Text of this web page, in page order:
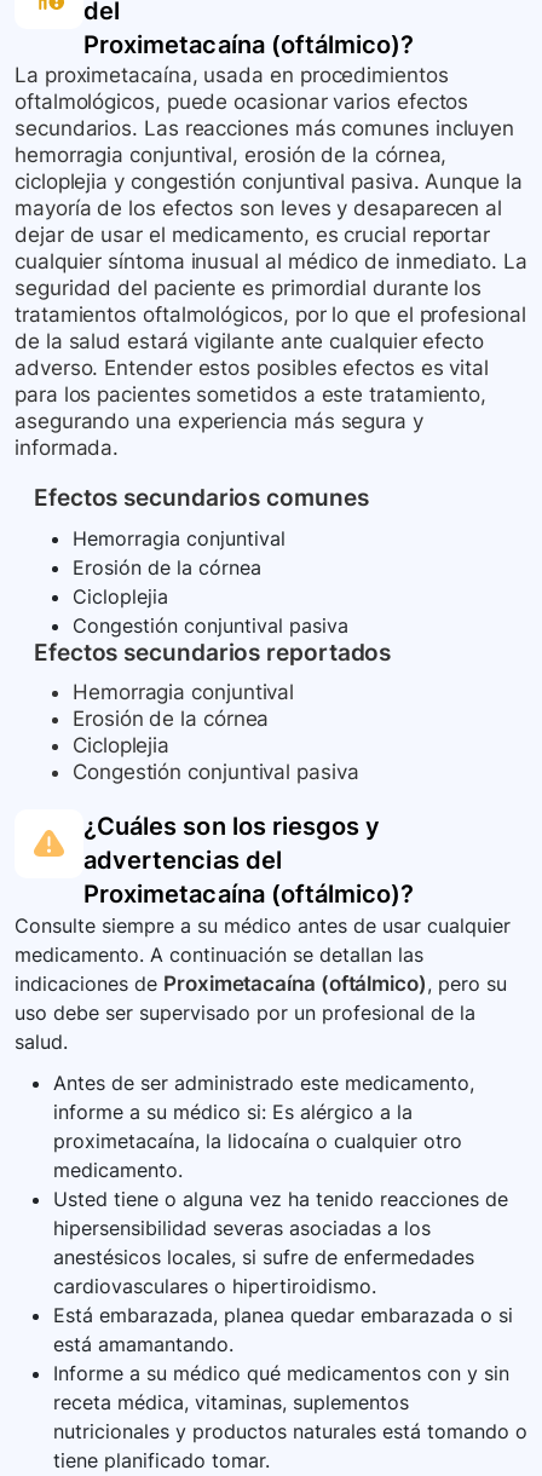
del
Proximetacaína (oftálmico)?
La proximetacaína, usada en procedimientos
oftalmológicos, puede ocasionar varios efectos
secundarios. Las reacciones más comunes incluyen
hemorragia conjuntival, erosión de la córnea,
cicloplejia y congestión conjuntival pasiva. Aunque la
mayoría de los efectos son leves y desaparecen al
dejar de usar el medicamento, es crucial reportar
cualquier síntoma inusual al médico de inmediato. La
seguridad del paciente es primordial durante los
tratamientos oftalmológicos, por lo que el profesional
de la salud estará vigilante ante cualquier efecto
adverso. Entender estos posibles efectos es vital
para los pacientes sometidos a este tratamiento,
asegurando una experiencia más segura y
informada.
Efectos secundarios comunes
Hemorragia conjuntival
Erosión de la córnea
Cicloplejia
Congestión conjuntival pasiva
Efectos secundarios reportados
Hemorragia conjuntival
Erosión de la córnea
Cicloplejia
Congestión conjuntival pasiva
¿Cuáles son los riesgos y
advertencias del
Proximetacaína (oftálmico)?
Consulte siempre a su médico antes de usar cualquier
medicamento. A continuación se detallan las
indicaciones de Proximetacaína (oftálmico), pero su
uso debe ser supervisado por un profesional de la
salud.
Antes de ser administrado este medicamento,
informe a su médico si: Es alérgico a la
proximetacaína, la lidocaína o cualquier otro
medicamento.
Usted tiene o alguna vez ha tenido reacciones de
hipersensibilidad severas asociadas a los
anestésicos locales, si sufre de enfermedades
cardiovasculares o hipertiroidismo.
Está embarazada, planea quedar embarazada o si
está amamantando.
Informe a su médico qué medicamentos con y sin
receta médica, vitaminas, suplementos
nutricionales y productos naturales está tomando o
tiene planificado tomar.